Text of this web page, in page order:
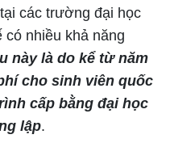
các trường đại học
có nhiều khả năng
này là do kể từ năm
cho sinh viên quốc
cấp bằng đại học
lập.